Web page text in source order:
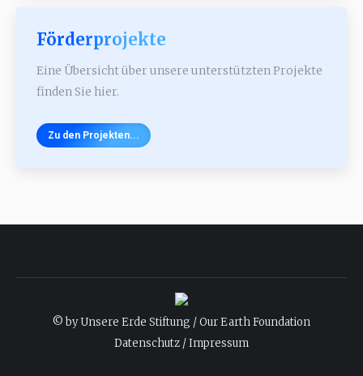
Förderprojekte
Eine Übersicht über unsere unterstützten Projekte
finden Sie hier.
Zu den Projekten...
© by Unsere Erde Stiftung / Our Earth Foundation
Datenschutz / Impressum